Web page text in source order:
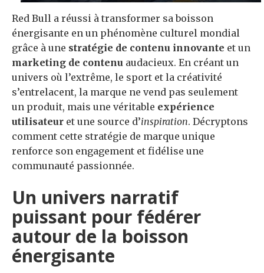
Red Bull a réussi à transformer sa boisson
énergisante en un phénomène culturel mondial
grâce à une stratégie de contenu innovante et un
marketing de contenu audacieux. En créant un
univers où l’extrême, le sport et la créativité
s’entrelacent, la marque ne vend pas seulement
un produit, mais une véritable expérience
utilisateur et une source d’inspiration. Décryptons
comment cette stratégie de marque unique
renforce son engagement et fidélise une
communauté passionnée.
Un univers narratif
puissant pour fédérer
autour de la boisson
énergisante